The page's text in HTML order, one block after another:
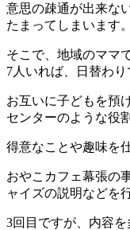
意思の疎通が出来な
たまってしまいます。
そこで、地域のママ
7人いれば、日替わり
お互いに子どもを預
センターのような役
得意なことや趣味を
おやこカフェ幕張の
ャイズの説明などを
3回目ですが、内容